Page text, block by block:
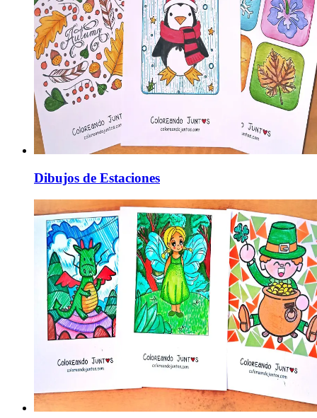
Dibujos de Estaciones